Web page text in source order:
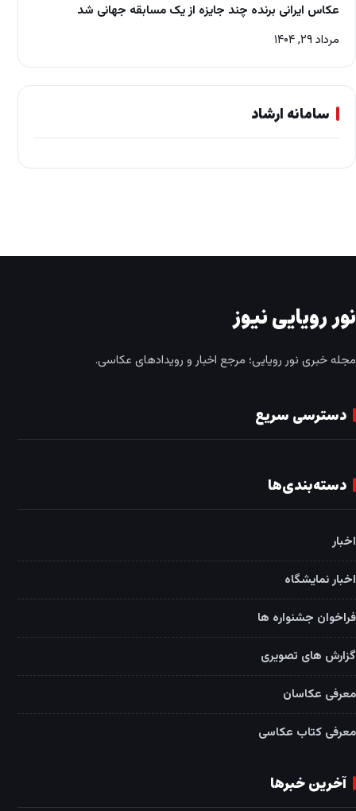
عکاس ایرانی برنده چند جایزه از یک مسابقه جهانی شد
مرداد ۲۹, ۱۴۰۴
سامانه ارشاد
نور رویایی نیوز
مجله خبری نور رویایی؛ مرجع اخبار و رویدادهای عکاسی.
دسترسی سریع
دسته‌بندی‌ها
اخبار
اخبار نمایشگاه
فراخوان جشنواره ها
گزارش های تصویری
معرفی عکاسان
معرفی کتاب عکاسی
آخرین خبرها